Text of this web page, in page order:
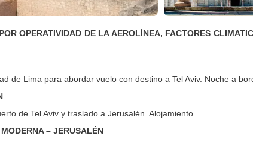
OPERATIVIDAD DE LA AEROLÍNEA, FACTORES
de Lima para abordar vuelo con destino a Tel Aviv. Noche a
de Tel Aviv y traslado a Jerusalén. Alojamiento.
– JERUSALÉN